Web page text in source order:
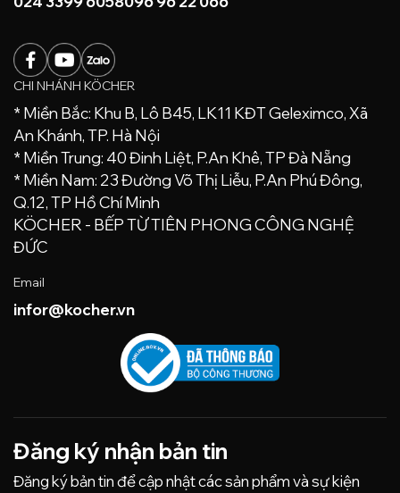
CHI NHÁNH KÖCHER
* Miền Bắc: Khu B, Lô B45, LK11 KĐT Geleximco, Xã
An Khánh, TP. Hà Nội
* Miền Trung: 40 Đinh Liệt, P.An Khê, TP Đà Nẵng
* Miền Nam: 23 Đường Võ Thị Liễu, P.An Phú Đông,
Q.12, TP Hồ Chí Minh
KÖCHER - BẾP TỪ TIÊN PHONG CÔNG NGHỆ
ĐỨC
Email
infor@kocher.vn
Đăng ký nhận bản tin
Đăng ký bản tin để cập nhật các sản phẩm và sự kiện